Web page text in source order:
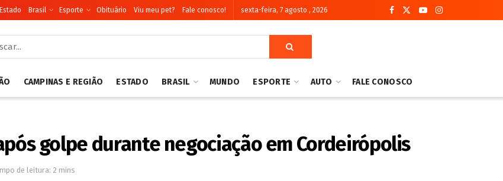
Estado Brasil Esporte Obituário Viu meu pet? Fale conosco! sexta-feira, 7 agosto , 2026
CAMPINAS E REGIÃO ESTADO BRASIL MUNDO ESPORTE AUTO FALE CONOSCO
golpe durante negociação em Cordeirópolis
de leitura: 2 mins